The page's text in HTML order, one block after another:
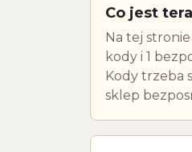
Co jest
Na tej
kody i 1
Kody trzeba
sklep